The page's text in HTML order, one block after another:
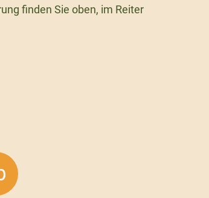
finden Sie oben, im Reiter